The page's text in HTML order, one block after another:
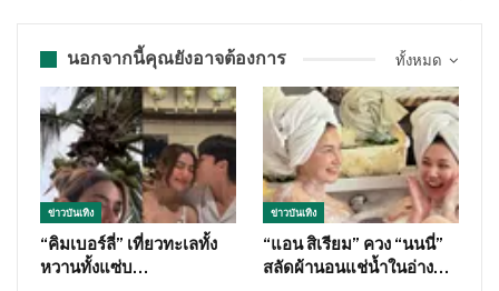
ทั้งหมด
นอกจากนี้คุณยังอาจต้องการ
ข่าวบันเทิง
“คิมเบอร์ลี่” เที่ยวทะเลทั้ง
หวานทั้งแซ่บ…
ข่าวบันเทิง
“แอน สิเรียม” ควง “นนนี่”
สลัดผ้านอนแช่น้ำในอ่าง…